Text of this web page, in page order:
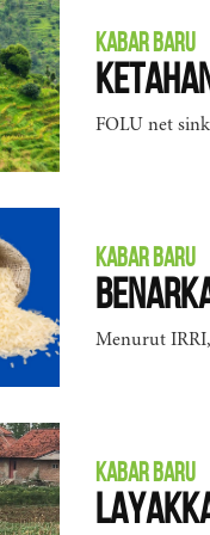
KABAR BARU
FOLU net
KABAR BARU
Menurut IRRI,
KABAR BARU